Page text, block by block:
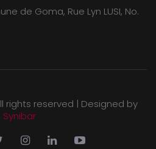
de Goma, Rue Lyn LUSI, No.
rights reserved | Designed by
Synibar